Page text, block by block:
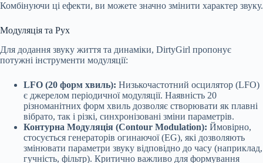
Комбінуючи ці ефекти, ви можете значно змінити характер звуку.
Модуляція та Рух
Для додання звуку життя та динаміки, DirtyGirl пропонує
потужні інструменти модуляції:
LFO (20 форм хвиль): Низькочастотний осцилятор (LFO)
є джерелом періодичної модуляції. Наявність 20
різноманітних форм хвиль дозволяє створювати як плавні
вібрато, так і різкі, синхронізовані зміни параметрів.
Контурна Модуляція (Contour Modulation): Ймовірно,
стосується генераторів огинаючої (EG), які дозволяють
змінювати параметри звуку відповідно до часу (наприклад,
гучність, фільтр). Критично важливо для формування